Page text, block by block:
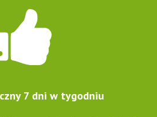
7 dni w tygodniu